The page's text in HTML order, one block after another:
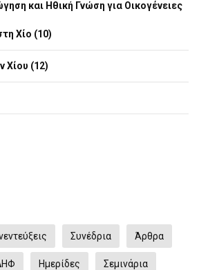
και Ηθική Γνώση για Οικογένειες
Χίο (10)
Χίου (12)
Συνέδρια Άρθρα
Ημερίδες Σεμινάρια